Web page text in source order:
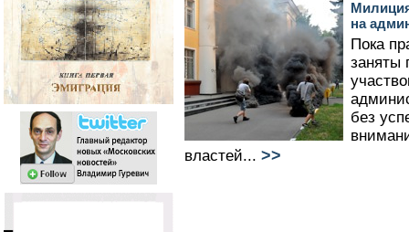
на
Пока
заняты
без
властей... >>